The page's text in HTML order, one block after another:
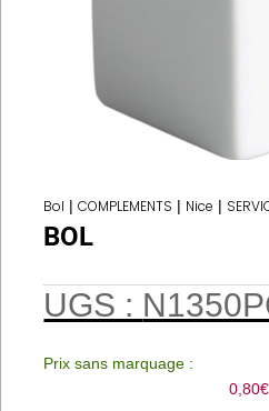
Bol |COMPLEMENTS | Nice |
BOL
UGS :
Prix sans marquage :
0,80€